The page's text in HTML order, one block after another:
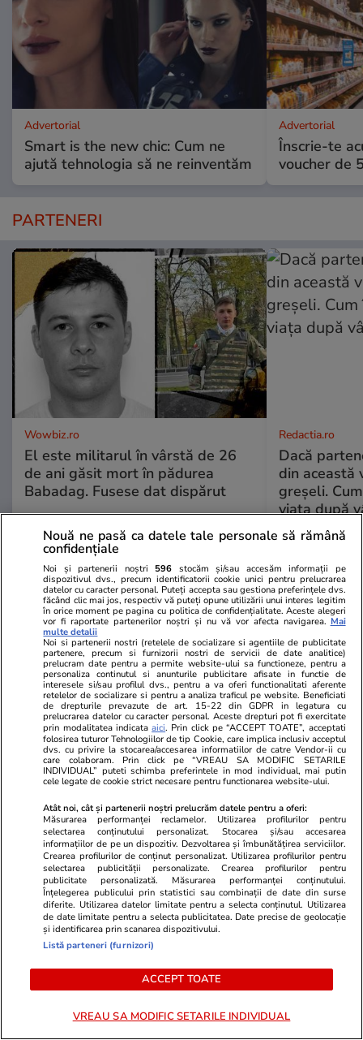
Advertorial
Smart is the new chic: Cum ne
ajută tehnologia să ne reinventăm
Advertorial
Înscrie-te
voucher de
PARTENERI
Wowbiz.ro
El este militarul în vârstă de 26
de ani găsit mort în pădurea
Babadag. Fusese dat dispărut
Redactia.ro
Dacă
din această
greșeli.
viața după
POLITIC
Politică 29 iul.
Ilie Bolojan, după oprirea
ambelor reactoare de la
Cernavodă: „Reduceți consumul
de energie seara”
Politică 29 iul.
Cei doi deputați care nu au
votat noua Lege a Integrității,
prin care averile demnitarilor
rămân ascunse: „Este un mare
pas înapoi”
PARTENERI
Nouă ne pasă ca datele tale personale să rămână
confidențiale
Noi și partenerii noștri 596 stocăm și/sau accesăm informații pe
dispozitivul dvs., precum identificatorii cookie unici pentru prelucrarea
datelor cu caracter personal. Puteți accepta sau gestiona preferințele dvs.
făcând clic mai jos, respectiv vă puteți opune utilizării unui interes legitim
în orice moment pe pagina cu politica de confidențialitate. Aceste alegeri
vor fi raportate partenerilor noștri și nu vă vor afecta navigarea. Mai
multe detalii
Noi si partenerii nostri (retelele de socializare si agentiile de publicitate
partenere, precum si furnizorii nostri de servicii de date analitice)
prelucram date pentru a permite website-ului sa functioneze, pentru a
personaliza continutul si anunturile publicitare afisate in functie de
interesele si/sau profilul dvs., pentru a va oferi functionalitati aferente
retelelor de socializare si pentru a analiza traficul pe website. Beneficiati
de drepturile prevazute de art. 15-22 din GDPR in legatura cu
prelucrarea datelor cu caracter personal. Aceste drepturi pot fi exercitate
prin modalitatea indicataaici. Prin click pe “ACCEPT TOATE”, acceptati
folosirea tuturor Tehnologiilor de tip Cookie, care implica inclusiv acceptul
dvs. cu privire la stocarea/accesarea informatiilor de catre Vendor-ii cu
care colaboram. Prin click pe “VREAU SA MODIFIC SETARILE
INDIVIDUAL” puteti schimba preferintele in mod individual, mai putin
cele legate de cookie strict necesare pentru functionarea website-ului.
Atât noi, cât și partenerii noștri prelucrăm datele pentru a oferi:
Măsurarea performanței reclamelor. Utilizarea profilurilor pentru
selectarea conținutului personalizat. Stocarea și/sau accesarea
informațiilor de pe un dispozitiv. Dezvoltarea și îmbunătățirea serviciilor.
Crearea profilurilor de conținut personalizat. Utilizarea profilurilor pentru
selectarea publicității personalizate. Crearea profilurilor pentru
publicitate personalizată. Măsurarea performanței conținutului.
Înțelegerea publicului prin statistici sau combinații de date din surse
diferite. Utilizarea datelor limitate pentru a selecta conținutul. Utilizarea
de date limitate pentru a selecta publicitatea. Date precise de geolocație
și identificarea prin scanarea dispozitivului.
Listă parteneri (furnizori)
ACCEPT TOATE
VREAU SA MODIFIC SETARILE INDIVIDUAL